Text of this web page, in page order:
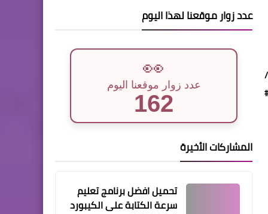
عدد زوار موقعنا لهذا اليوم
👀
عدد زوار موقعنا اليوم
162
المشاركات الأخيرة
تحميل افضل برنامج تعليم
سرعة الكتابة على الكيبورد